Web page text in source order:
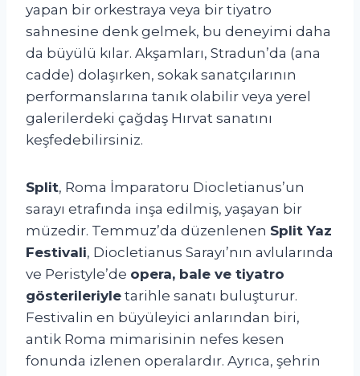
yapan bir orkestraya veya bir tiyatro
sahnesine denk gelmek, bu deneyimi daha
da büyülü kılar. Akşamları, Stradun’da (ana
cadde) dolaşırken, sokak sanatçılarının
performanslarına tanık olabilir veya yerel
galerilerdeki çağdaş Hırvat sanatını
keşfedebilirsiniz.
Split, Roma İmparatoru Diocletianus’un
sarayı etrafında inşa edilmiş, yaşayan bir
müzedir. Temmuz’da düzenlenen Split Yaz
Festivali, Diocletianus Sarayı’nın avlularında
ve Peristyle’de opera, bale ve tiyatro
gösterileriyle tarihle sanatı buluşturur.
Festivalin en büyüleyici anlarından biri,
antik Roma mimarisinin nefes kesen
fonunda izlenen operalardır. Ayrıca, şehrin